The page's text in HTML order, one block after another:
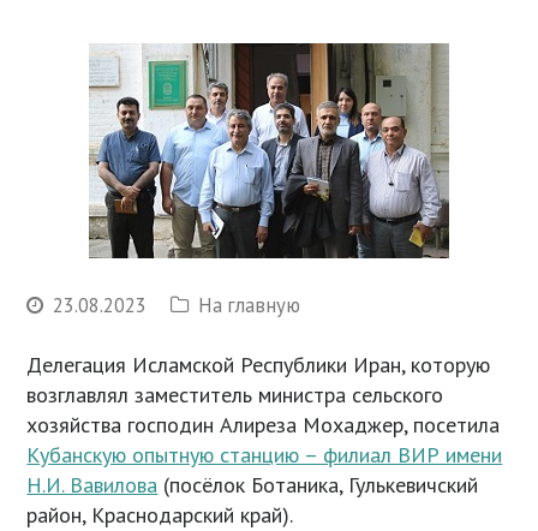
23.08.2023 На главную
Делегация Исламской Республики Иран, которую
возглавлял заместитель министра сельского
хозяйства господин Алиреза Мохаджер, посетила
Кубанскую опытную станцию – филиал ВИР имени
Н.И. Вавилова (посёлок Ботаника, Гулькевичский
район, Краснодарский край).